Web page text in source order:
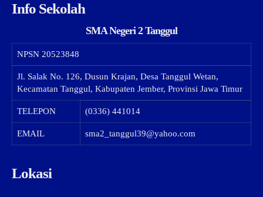
Info Sekolah
SMA Negeri 2 Tanggul
NPSN 20523848
Jl. Salak No. 126, Dusun Krajan, Desa Tanggul Wetan,
Kecamatan Tanggul, Kabupaten Jember, Provinsi Jawa Timur
TELEPON (0336) 441014
EMAIL sma2_tanggul39@yahoo.com
Lokasi